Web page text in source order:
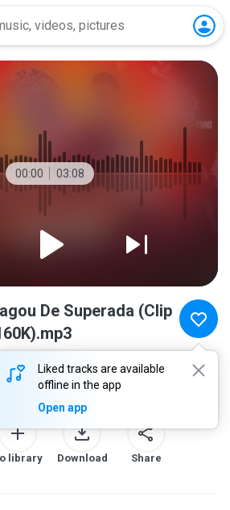
00:00 03:08
Liked tracks are available
offline in the app
Open app
De Superada (Clip
mc anônimo - pagou de superada (clipe oficial)
library Download Share